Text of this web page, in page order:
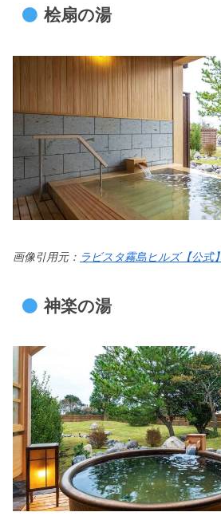
桧扇の湯
画像引用元： ラビスタ霧島ヒルズ【公式】
神楽の湯